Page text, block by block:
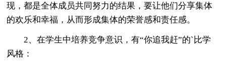
现，都是全体成员共同努力的结果，要让他们分享集体
的欢乐和幸福，从而形成集体的荣誉感和责任感。
2、在学生中培养竞争意识，有“你追我赶”的`比学
风格：